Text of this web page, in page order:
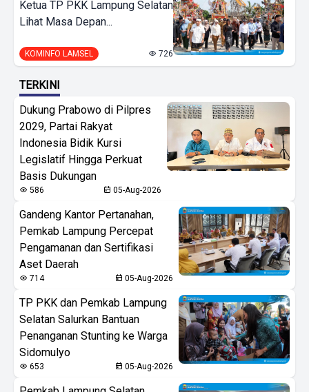
Ketua TP PKK Lampung Selatan
Lihat Masa Depan...
KOMINFO LAMSEL 726
TERKINI
Dukung Prabowo di Pilpres
2029, Partai Rakyat
Indonesia Bidik Kursi
Legislatif Hingga Perkuat
Basis Dukungan
586 05-Aug-2026
Gandeng Kantor Pertanahan,
Pemkab Lampung Percepat
Pengamanan dan Sertifikasi
Aset Daerah
714 05-Aug-2026
TP PKK dan Pemkab Lampung
Selatan Salurkan Bantuan
Penanganan Stunting ke Warga
Sidomulyo
653 05-Aug-2026